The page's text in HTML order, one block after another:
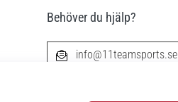
Behöver du hjälp?
info@11teamsports.se